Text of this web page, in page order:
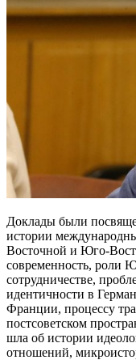
Доклады были
истории
Восточной и Юго-
современность,
сотрудничестве,
идентичности в
Франции, процессу
постсоветском
шла об истории
отношений,